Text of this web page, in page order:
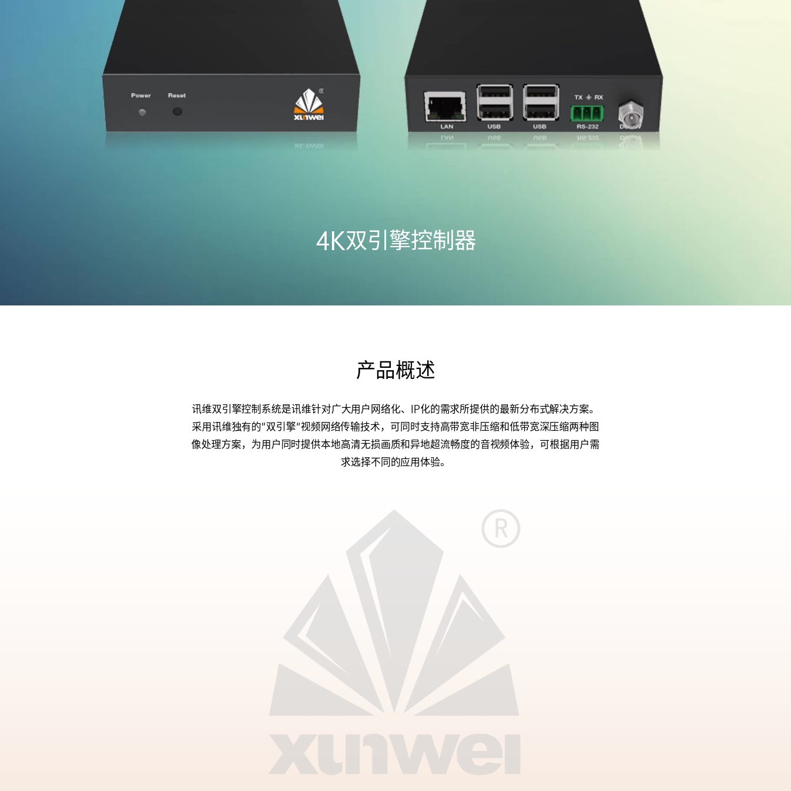
4K双引擎控制器
产品概述
讯维双引擎控制系统是讯维针对广大用户网络化、IP化的需求所提供的最新分布式解决方案。
采用讯维独有的"双引擎"视频网络传输技术，可同时支持高带宽非压缩和低带宽深压缩两种图
像处理方案，为用户同时提供本地高清无损画质和异地超流畅度的音视频体验，可根据用户需
求选择不同的应用体验。